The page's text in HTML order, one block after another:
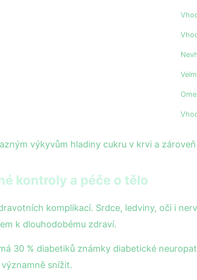
výkyvům hladiny cukru v krvi a
kontroly a péče o tělo
komplikací. Srdce, ledviny, oči i
k dlouhodobému zdraví.
30 % diabetiků známky diabetické
snížit.